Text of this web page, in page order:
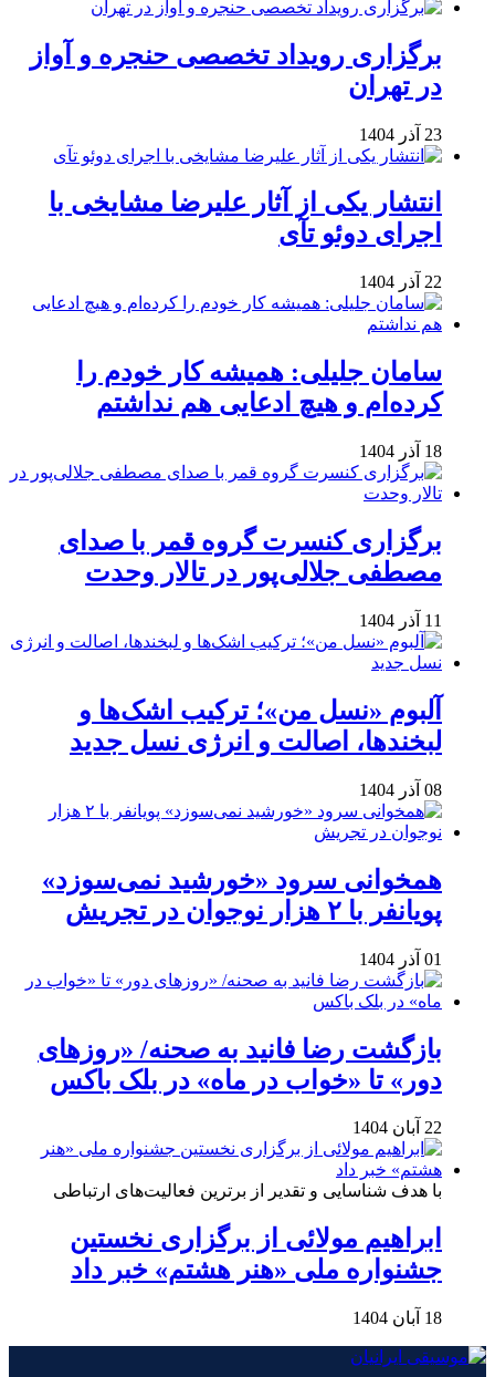
برگزاری رویداد تخصصی حنجره و آواز
در تهران
23 آذر 1404
انتشار یکی از آثار علیرضا مشایخی با
اجرای دوئو تآی
22 آذر 1404
سامان جلیلی: همیشه کار خودم را
کرده‌ام و هیچ ادعایی هم نداشتم
18 آذر 1404
برگزاری کنسرت گروه قمر با صدای
مصطفی جلالی‌پور در تالار وحدت
11 آذر 1404
آلبوم «نسل من»؛ ترکیب اشک‌ها و
لبخندها، اصالت و انرژی نسل جدید
08 آذر 1404
همخوانی سرود «خورشید نمی‌سوزد»
پویانفر با ۲ هزار نوجوان در تجریش
01 آذر 1404
بازگشت رضا فانید به صحنه/ «روزهای
دور» تا «خواب در ماه» در بلک باکس
22 آبان 1404
با هدف شناسایی و تقدیر از برترین فعالیت‌های ارتباطی
ابراهیم مولائی از برگزاری نخستین
جشنواره ملی «هنر هشتم» خبر داد
18 آبان 1404